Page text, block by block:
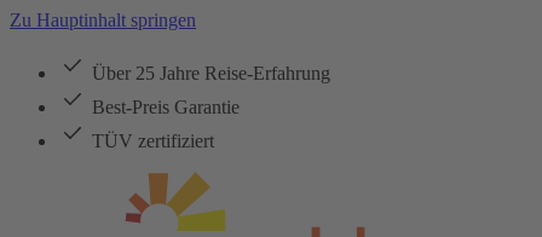
Zu Hauptinhalt springen
Über 25 Jahre Reise-Erfahrung
Best-Preis Garantie
TÜV zertifiziert